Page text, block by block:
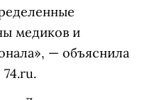
медиков и
— объяснила
74.ru.